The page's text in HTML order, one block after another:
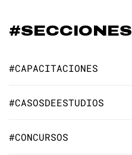
#SECCIONES
#CAPACITACIONES
#CASOSDEESTUDIOS
#CONCURSOS